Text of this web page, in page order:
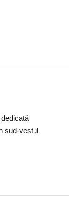
sud-vestul